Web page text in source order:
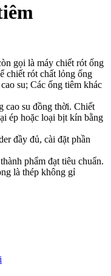
gọi là máy chiết rót ống
chiết rót chất lỏng ống
su; Các ống tiêm khác
cao su đồng thời. Chiết
ép hoặc loại bịt kín bằng
đầy đủ, cài đặt phần
phẩm đạt tiêu chuẩn.
là thép không gỉ